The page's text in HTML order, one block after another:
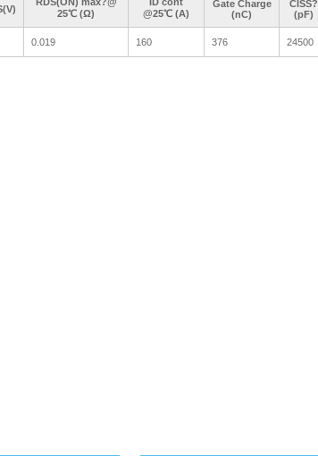
25℃ (Ω)
@25℃ (A)
Gate Charge
(nC)
CISS?
(pF)
25℃ (Ω)
@25℃ (A)
Gate Charge
(nC)
CISS?
(pF)
25℃ (Ω)
@25℃ (A)
Gate Charge
(nC)
CISS?
(pF)
0.019 160 376 24500
25℃ (Ω)
@25℃ (A)
Gate Charge
(nC)
CISS?
(pF)
0.019 160 376 24500